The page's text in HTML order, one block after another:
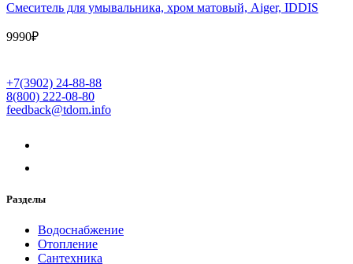
Cмеситель для умывальника, хром матовый, Aiger, IDDIS
9990₽
+7(3902) 24-88-88
8(800) 222-08-80
feedback@tdom.info
Разделы
Водоснабжение
Отопление
Сантехника